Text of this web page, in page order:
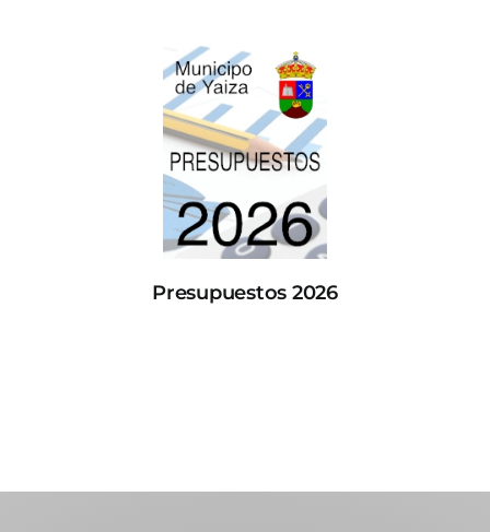
Presupuestos 2026